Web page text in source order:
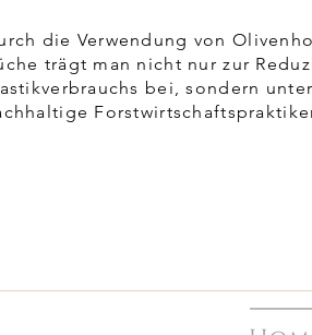
die Verwendung von
trägt man nicht nur zur
bei, sondern